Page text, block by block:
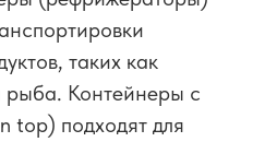
таких как
Контейнеры с
top) подходят для